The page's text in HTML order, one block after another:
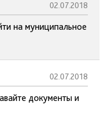
02.07.2018
на муниципальное
02.07.2018
документы и